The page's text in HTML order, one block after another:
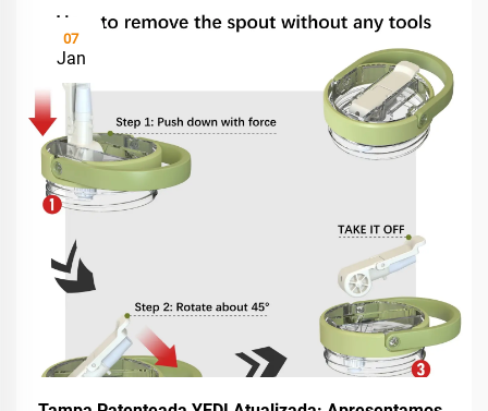
07
Jan